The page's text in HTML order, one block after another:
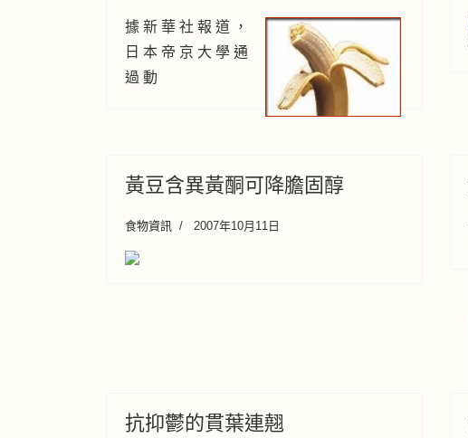
據 新 華 社 報 道 ，
日 本 帝 京 大 學 通
過 動
黃豆含異黃酮可降膽固醇
食物資訊 2007年10月11日
抗抑鬱的貫葉連翹